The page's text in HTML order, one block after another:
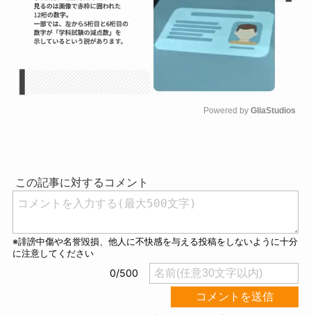
Powered by GliaStudios